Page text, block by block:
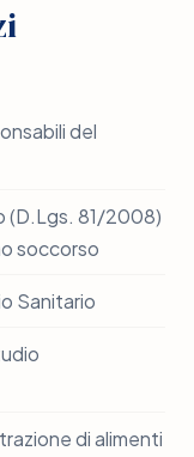
del
(D.Lgs. 81/2008)
soccorso
Sanitario
di alimenti